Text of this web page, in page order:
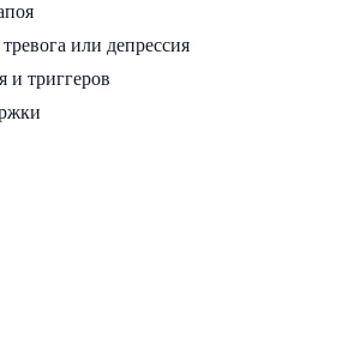
или депрессия
и триггеров